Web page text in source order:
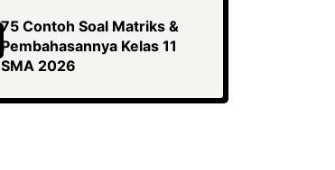
75 Contoh Soal Matriks &
Pembahasannya Kelas 11
SMA 2026